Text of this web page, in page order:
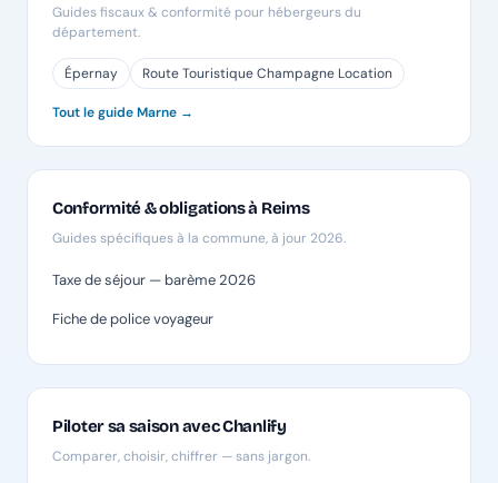
Guides fiscaux & conformité pour hébergeurs du
département.
Épernay Route Touristique Champagne Location
Tout le guide Marne →
Conformité & obligations à Reims
Guides spécifiques à la commune, à jour 2026.
Taxe de séjour — barème 2026
Fiche de police voyageur
Piloter sa saison avec Chanlify
Comparer, choisir, chiffrer — sans jargon.